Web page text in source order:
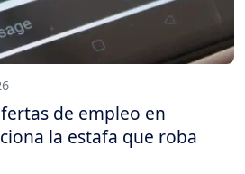
de empleo en
la estafa que roba